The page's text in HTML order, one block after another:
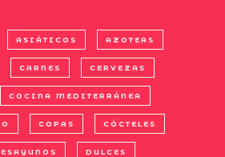
ASIÁTICOS AZOTEAS
CARNES CERVEZAS
COCINA MEDITERRÁNEA
COPAS CÓCTELES
DULCES